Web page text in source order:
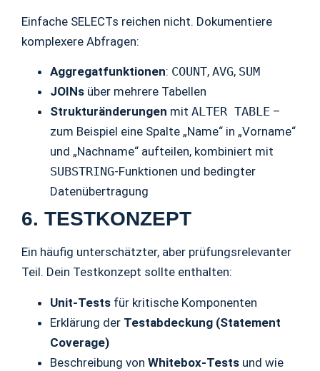
Einfache SELECTs reichen nicht. Dokumentiere
komplexere Abfragen:
Aggregatfunktionen: COUNT, AVG, SUM
JOINs über mehrere Tabellen
Strukturänderungen mit ALTER TABLE –
zum Beispiel eine Spalte „Name“ in „Vorname“
und „Nachname“ aufteilen, kombiniert mit
SUBSTRING-Funktionen und bedingter
Datenübertragung
6. TESTKONZEPT
Ein häufig unterschätzter, aber prüfungsrelevanter
Teil. Dein Testkonzept sollte enthalten:
Unit-Tests für kritische Komponenten
Erklärung der Testabdeckung (Statement
Coverage)
Beschreibung von Whitebox-Tests und wie